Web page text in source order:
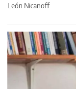
León Nicanoff